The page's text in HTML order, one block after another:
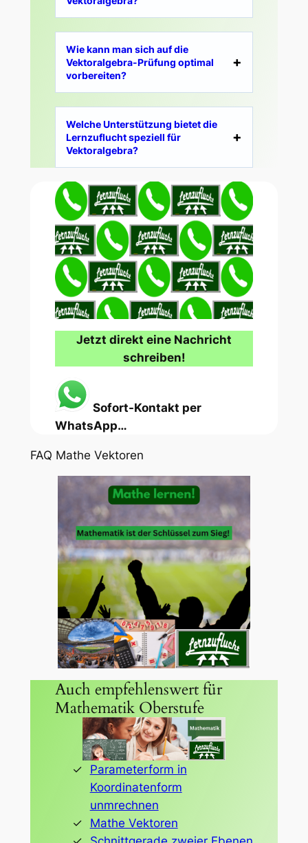
Wie kann man sich auf die
Vektoralgebra-Prüfung optimal
vorbereiten?
Welche Unterstützung bietet die
Lernzuflucht speziell für
Vektoralgebra?
Jetzt direkt eine Nachricht
schreiben!
Sofort-Kontakt per
WhatsApp…
FAQ Mathe Vektoren
Auch empfehlenswert für
Mathematik Oberstufe
Parameterform in
Koordinatenform
unmrechnen
Mathe Vektoren